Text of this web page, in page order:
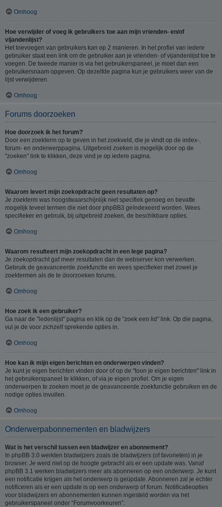
Omhoog
Hoe verwijder of voeg ik gebruikers toe aan mijn vrienden- en/of
vijandenlijst?
Het toevoegen van gebruikers kan op 2 manieren. In het profiel van iedere
gebruiker staat een link om de gebruiker aan je vrienden- of vijandenlijst toe te
voegen. De tweede manier is via het gebruikerspaneel, je moet dan een
gebruikersnaam opgeven. Op dezelfde pagina kun je gebruikers weer van de
lijst verwijderen.
Omhoog
Forums doorzoeken
Hoe doorzoek ik het forum?
Door een zoekterm op te geven in het zoekveld, die je vindt op de index-,
forum- en onderwerppagina. Uitgebreid zoeken is mogelijk door op de
"zoeken" link te klikken, deze vind je op iedere pagina.
Omhoog
Waarom levert mijn zoekopdracht geen resultaten op?
Je zoekterm was hoogstwaarschijnlijk niet specifiek genoeg en bevatte
mogelijk teveel termen die niet door phpBB3 geïndexeerd worden. Wees
specifieker en gebruik, bij uitgebreid zoeken, de beschikbare opties.
Omhoog
Waarom resulteert mijn zoekopdracht in een lege pagina?
Je zoekopdracht gaf meer resultaten dan de webserver kon verwerken.
Gebruik de geavanceerde zoekfunctie en wees specifieker met zowel je
zoektermen als de te doorzoeken forums.
Omhoog
Hoe zoek ik een gebruiker?
Ga naar de "ledenlijst" pagina en klik op de "zoek een lid" link. Op die pagina,
vul je de voor zichzelf sprekende opties in.
Omhoog
Hoe kan ik mijn eigen berichten en onderwerpen vinden?
Je kunt je eigen berichten vinden door of op de "toon je eigen berichten" link in
het gebruikerspaneel te klikken, of via je eigen profiel. Om je eigen
onderwerpen te zoeken moet je de geavanceerde zoekfunctie gebruiken en de
nodige opties invullen.
Omhoog
Onderwerpabonnementen en bladwijzers
Wat is het verschil tussen een bladwijzer en abonnement?
In phpBB 3.0 werkten bladwijzers zoals de bladwijzers (of favorieten) in je
browser. Je werd niet op de hoogte gebracht als er een update was. Vanaf
phpBB 3.1 werken bladwijzers meer als abonneren op een onderwerp. Je kunt
een notificatie krijgen als het onderwerp is geüpdate. Abonneren zal je echter
notificeren als er een update is op een onderwerp of forum. Notificatieopties
voor bladwijzers en abonnementen kunnen ingesteld worden via het
gebruikerspaneel onder “Forumvoorkeuren”.